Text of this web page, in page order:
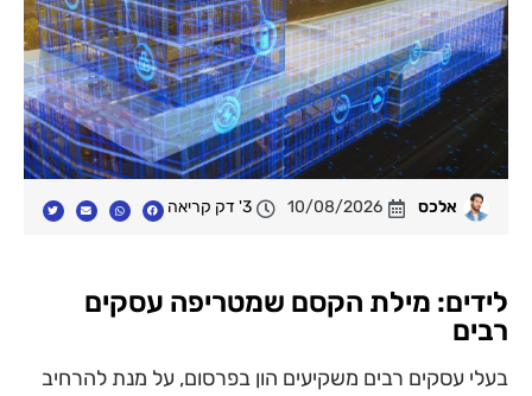
אלכס 10/08/2026 3' דק קריאה
לידים: מילת הקסם שמטריפה עסקים
רבים
בעלי עסקים רבים משקיעים הון בפרסום, על מנת להרחיב